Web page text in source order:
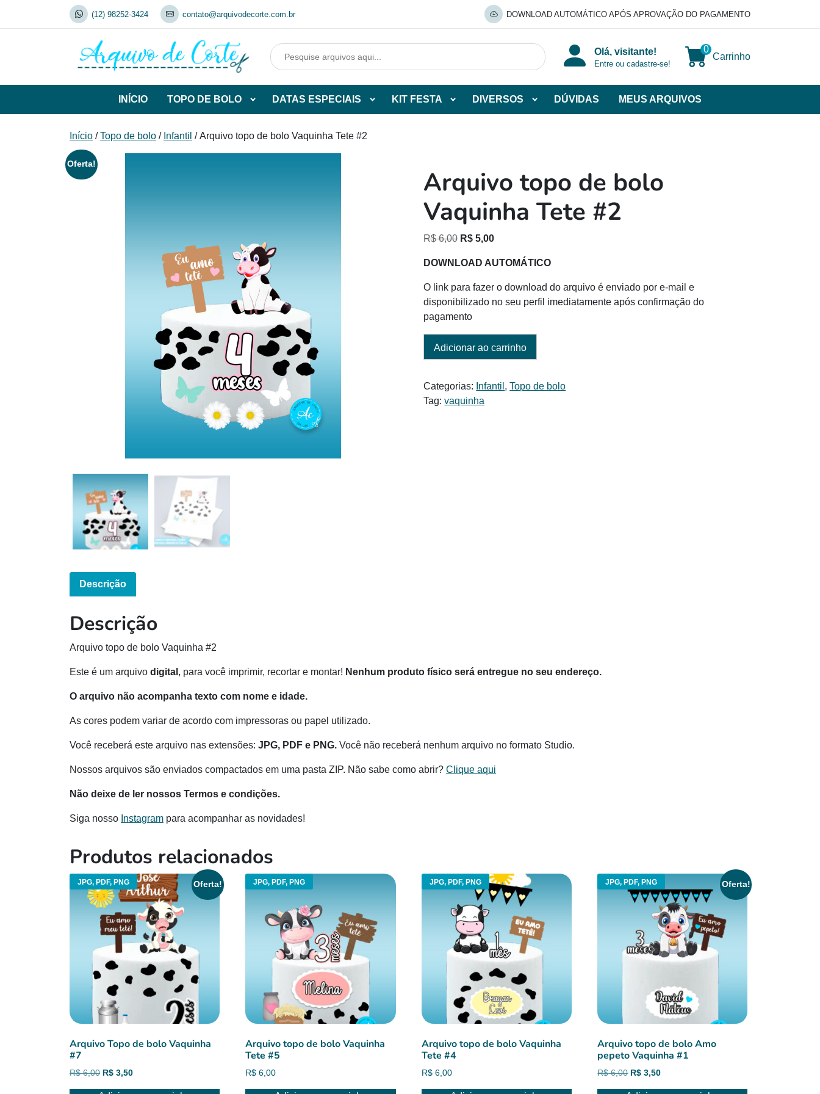
(12) 98252-3424 contato@arquivodecorte.com.br DOWNLOAD AUTOMÁTICO APÓS APROVAÇÃO DO PAGAMENTO
Olá, visitante!
Entre ou cadastre-se!
0
Carrinho
INÍCIO TOPO DE BOLO
de
DATAS ESPECIAIS KIT FESTA DIVERSOS DÚVIDAS MEUS ARQUIVOS
Início /Topo de bolo / Infantil / Arquivo topo de bolo Vaquinha Tete #2
Oferta!
Arquivo topo de bolo
Vaquinha Tete #2
R$6,00 O
original
era:
R$ 6,00.
R$ 5,00O
atual
DOWNLOAD AUTOMÁTICO
O link para fazer o download do arquivo é enviado por e-mail e
disponibilizado no seu perfil imediatamente após confirmação do
pagamento
Adicionar ao carrinho
Categorias: Infantil ,Topo de bolo
Tag:vaquinha
Descrição
Descrição
Arquivo topo de bolo Vaquinha #2
Este é um arquivo digital , para você imprimir, recortar e montar! Nenhum produto físico será entregue no seu endereço.
O arquivo não acompanha texto com nome e idade.
As cores podem variar de acordo com impressoras ou papel utilizado.
Você receberá este arquivo nas extensões: JPG, PDF e PNG. Você não receberá nenhum arquivo no formato Studio.
Nossos arquivos são enviados compactados em uma pasta ZIP. Não sabe como abrir? Clique aqui
Não deixe de ler nossos Termos e condições.
Siga nosso Instagram para acompanhar as novidades!
Produtos relacionados
JPG, PDF, PNG Oferta!
Arquivo Topo de bolo Vaquinha
#7
R$6,00 O
R$ 3,50O
JPG, PDF, PNG
Arquivo topo de bolo Vaquinha
Tete #5
R$ 6,00
JPG, PDF, PNG
Arquivo topo de bolo Vaquinha
Tete #4
R$6,00
JPG, PDF, PNG Oferta!
Arquivo topo de bolo Amo
pepeto Vaquinha #1
R$6,00 O
R$ 3,50O